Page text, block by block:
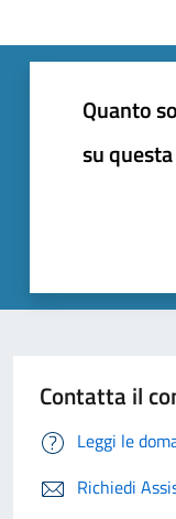
Quanto
su
Contatta il
Leggi le
Richiedi